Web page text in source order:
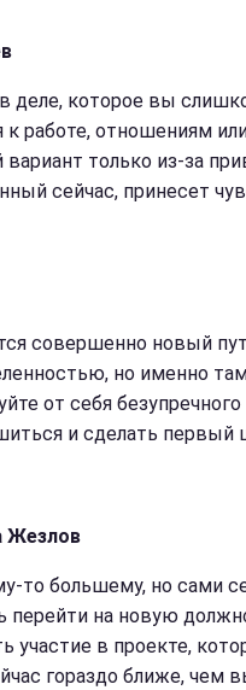
деле, которое вы
к работе, отношениям
только из-за
сейчас, принесет
совершенно новый
но именно
от себя безупречного
и сделать первый
Жезлов
то большему, но сами
перейти на новую
участие в проекте,
гораздо ближе, чем